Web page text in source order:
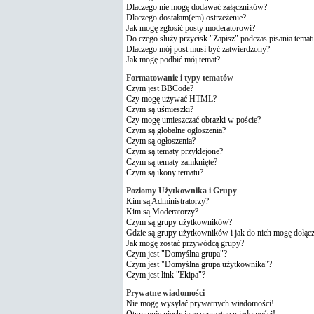
Dlaczego nie mogę dodawać załączników?
Dlaczego dostałam(em) ostrzeżenie?
Jak mogę zgłosić posty moderatorowi?
Do czego służy przycisk "Zapisz" podczas pisania
Dlaczego mój post musi być zatwierdzony?
Jak mogę podbić mój temat?
Formatowanie i typy tematów
Czym jest BBCode?
Czy mogę używać HTML?
Czym są uśmieszki?
Czy mogę umieszczać obrazki w poście?
Czym są globalne ogłoszenia?
Czym są ogłoszenia?
Czym są tematy przyklejone?
Czym są tematy zamknięte?
Czym są ikony tematu?
Poziomy Użytkownika i Grupy
Kim są Administratorzy?
Kim są Moderatorzy?
Czym są grupy użytkowników?
Gdzie są grupy użytkowników i jak do nich mogę
Jak mogę zostać przywódcą grupy?
Czym jest "Domyślna grupa"?
Czym jest "Domyślna grupa użytkownika"?
Czym jest link "Ekipa"?
Prywatne wiadomości
Nie mogę wysyłać prywatnych wiadomości!